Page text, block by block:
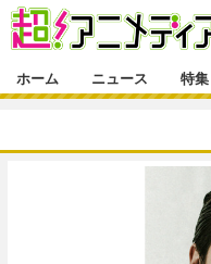
ニュース一覧
ホーム ニュース 特集